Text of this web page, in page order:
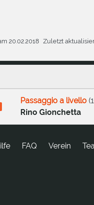
20.02.2018 Zuletzt
Passaggio a livello(
Rino Gionchetta
FAQ Verein